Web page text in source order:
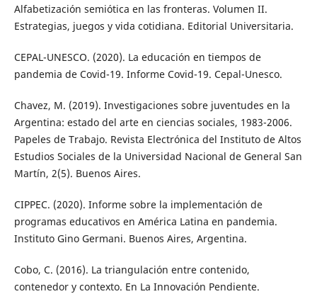
Alfabetización semiótica en las fronteras. Volumen II.
Estrategias, juegos y vida cotidiana. Editorial Universitaria.
CEPAL-UNESCO. (2020). La educación en tiempos de
pandemia de Covid-19. Informe Covid-19. Cepal-Unesco.
Chavez, M. (2019). Investigaciones sobre juventudes en la
Argentina: estado del arte en ciencias sociales, 1983-2006.
Papeles de Trabajo. Revista Electrónica del Instituto de Altos
Estudios Sociales de la Universidad Nacional de General San
Martín, 2(5). Buenos Aires.
CIPPEC. (2020). Informe sobre la implementación de
programas educativos en América Latina en pandemia.
Instituto Gino Germani. Buenos Aires, Argentina.
Cobo, C. (2016). La triangulación entre contenido,
contenedor y contexto. En La Innovación Pendiente.